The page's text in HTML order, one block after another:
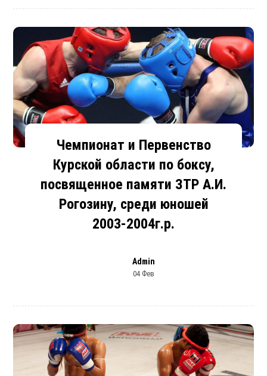
Чемпионат и Первенство
Курской области по боксу,
посвященное памяти ЗТР А.И.
Рогозину, среди юношей
2003-2004г.р.
Admin
04 Фев